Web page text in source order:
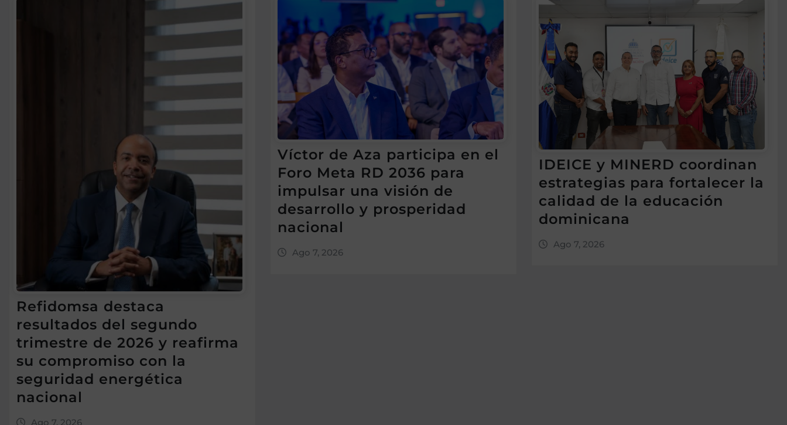
Refidomsa destaca
resultados del segundo
trimestre de 2026 y reafirma
su compromiso con la
seguridad energética
nacional
Ago 7, 2026
Víctor de Aza participa en el
Foro Meta RD 2036 para
impulsar una visión de
desarrollo y prosperidad
nacional
Ago 7, 2026
IDEICE y MINERD coordinan
estrategias para fortalecer la
calidad de la educación
dominicana
Ago 7, 2026